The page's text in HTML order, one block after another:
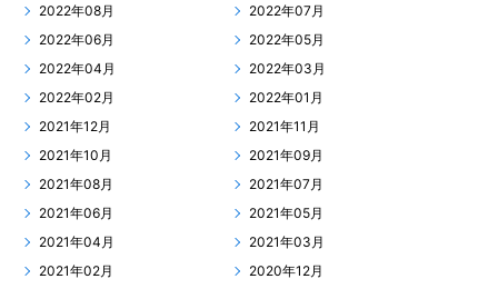
2022年08月
2022年07月
2022年06月
2022年05月
2022年04月
2022年03月
2022年02月
2022年01月
2021年12月
2021年11月
2021年10月
2021年09月
2021年08月
2021年07月
2021年06月
2021年05月
2021年04月
2021年03月
2021年02月
2020年12月